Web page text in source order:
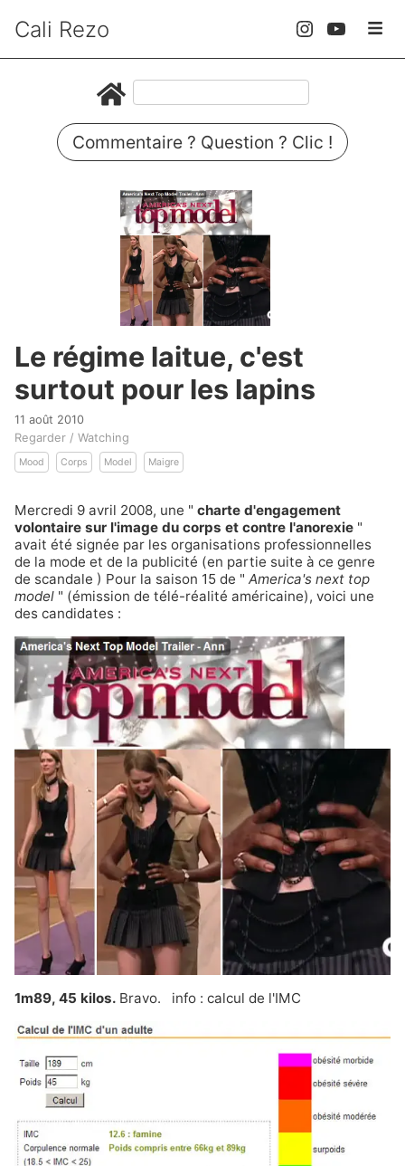
Cali Rezo
Commentaire ? Question ? Clic !
Le régime laitue, c'est
surtout pour les lapins
11 août 2010
Regarder / Watching
Mood Corps Model Maigre
Mercredi 9 avril 2008, une " charte d'engagement
volontaire sur l'image du corps et contre l'anorexie "
avait été signée par les organisations professionnelles
de la mode et de la publicité (en partie suite à ce genre
de scandale ) Pour la saison 15 de " America's next top
model " (émission de télé-réalité américaine), voici une
des candidates :
1m89, 45 kilos. Bravo. info : calcul de l'IMC